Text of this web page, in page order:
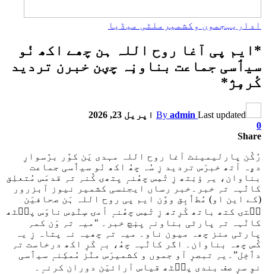
اداریہ جموں وکشمیر ملٹی میڈیا
*ایم پی آغا روح اللہ ہن چھے اکھ نٔو
سیٲسی جماعت بناونٕہ چؠن خبرن تردید
کٔرمٕژ*
By admin Last updated
اپریل 23, 2026
0
Share
رُکُن پارلیمینٹ آغا روح اللہ مہدی یَن کوٚر برٛسوارِ
دۄہ اَتھ خبرَس تردید زِ سُہ چھُ اکھ نٔو سیٲسی جماعت
بناوان، یہِ ؤنِتھ زِ تٔمِس چھُنہٕ یِتھۍ کُنہِ تہِ قدمَس مُتعلِق
کانٛہہ تہِ خبر۔خبر رساں ایجنسی کشمیر نیوز آبزرور
(کے این او) مُطٲبِق ووٚن ایم پی روح اللہ ہَن صحافیَن
سۭتۍ کتھ باتھ کٔرِتھ زِ تٔمِس چھُنہٕ أمۍ سٕنٛدِس ناوَس پٮ۪ٹھ
کانٛہہ تہِ پارٹی بناونہٕ یِنٕچ خبر۔ "میہ تہِ وَن کمہِ
پارٹی منز چھہ میون ناو۔ میہ تہِ چھیہ نہ پتاہ زِ یہ
کُس چھہ بناوان۔ اگر کانٛہہ چھُ، بہٕ کَرٕ اکھ درخاست تہِ
دٲخٕل”۔یہِ تبصرٕ آو جموں و کشمیرَس منٛز مُمکِنہٕ سیٲسی
نوِ سرٕ صف بندی پٮ۪ٹھ قیاس آرائیَن دوران کرنہٕ۔